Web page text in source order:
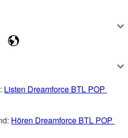
Listen Dreamforce BTL POP
Hören Dreamforce BTL POP